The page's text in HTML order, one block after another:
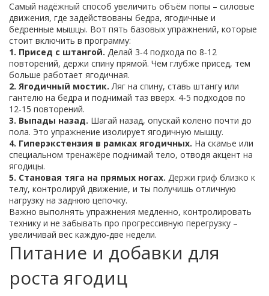
Самый надёжный способ увеличить объём попы – силовые
движения, где задействованы бедра, ягодичные и
бедренные мышцы. Вот пять базовых упражнений, которые
стоит включить в программу:
1. Присед с штангой. Делай 3‑4 подхода по 8‑12
повторений, держи спину прямой. Чем глубже присед, тем
больше работает ягодичная.
2. Ягодичный мостик. Ляг на спину, ставь штангу или
гантелю на бедра и поднимай таз вверх. 4‑5 подходов по
12‑15 повторений.
3. Выпады назад. Шагай назад, опускай колено почти до
пола. Это упражнение изолирует ягодичную мышцу.
4. Гиперэкстензия в рамках ягодичных. На скамье или
специальном тренажёре поднимай тело, отводя акцент на
ягодицы.
5. Становая тяга на прямых ногах. Держи гриф близко к
телу, контролируй движение, и ты получишь отличную
нагрузку на заднюю цепочку.
Важно выполнять упражнения медленно, контролировать
технику и не забывать про прогрессивную перегрузку –
увеличивай вес каждую‑две недели.
Питание и добавки для
роста ягодиц